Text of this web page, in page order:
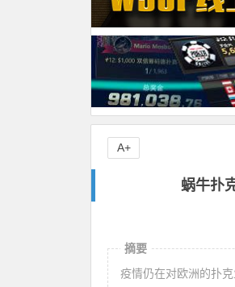
蜗牛扑
摘要
疫情仍在对欧洲的扑
A+